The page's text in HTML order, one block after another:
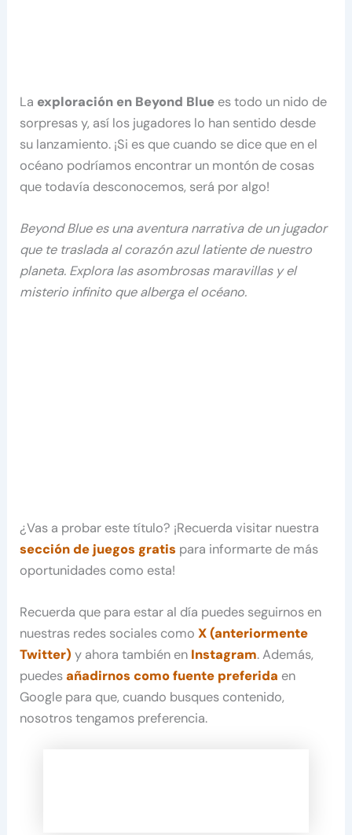
La exploración en Beyond Blue es todo un nido de
sorpresas y, así los jugadores lo han sentido desde
su lanzamiento. ¡Si es que cuando se dice que en el
océano podríamos encontrar un montón de cosas
que todavía desconocemos, será por algo!
Beyond Blue es una aventura narrativa de un jugador
que te traslada al corazón azul latiente de nuestro
planeta. Explora las asombrosas maravillas y el
misterio infinito que alberga el océano.
¿Vas a probar este título? ¡Recuerda visitar nuestra
sección de juegos gratis para informarte de más
oportunidades como esta!
Recuerda que para estar al día puedes seguirnos en
nuestras redes sociales comoX (anteriormente
Twitter) y ahora también en Instagram. Además,
puedesañadirnos como fuente preferida en
Google para que, cuando busques contenido,
nosotros tengamos preferencia.